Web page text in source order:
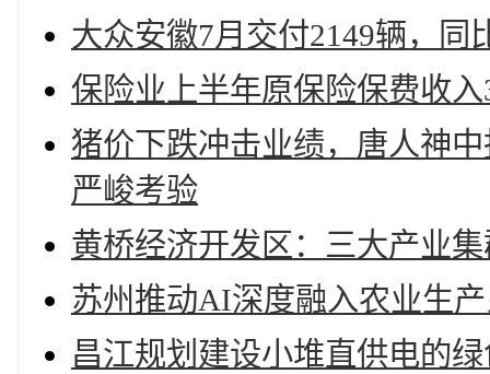
大众安徽7月交付2149辆，同
保险业上半年原保险保费收
猪价下跌冲击业绩，唐人神
严峻考验
黄桥经济开发区：三大产业
苏州推动AI深度融入农业生
昌江规划建设小堆直供电的